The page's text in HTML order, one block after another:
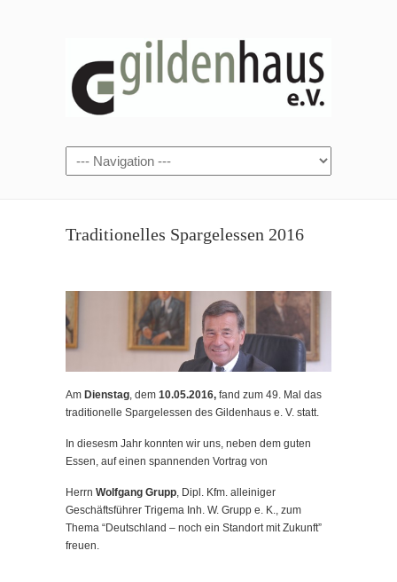
Traditionelles Spargelessen 2016
Am Dienstag, dem 10.05.2016, fand zum 49. Mal das
traditionelle Spargelessen des Gildenhaus e. V. statt.
In diesesm Jahr konnten wir uns, neben dem guten
Essen, auf einen spannenden Vortrag von
Herrn Wolfgang Grupp, Dipl. Kfm. alleiniger
Geschäftsführer Trigema Inh. W. Grupp e. K., zum
Thema “Deutschland – noch ein Standort mit Zukunft”
freuen.